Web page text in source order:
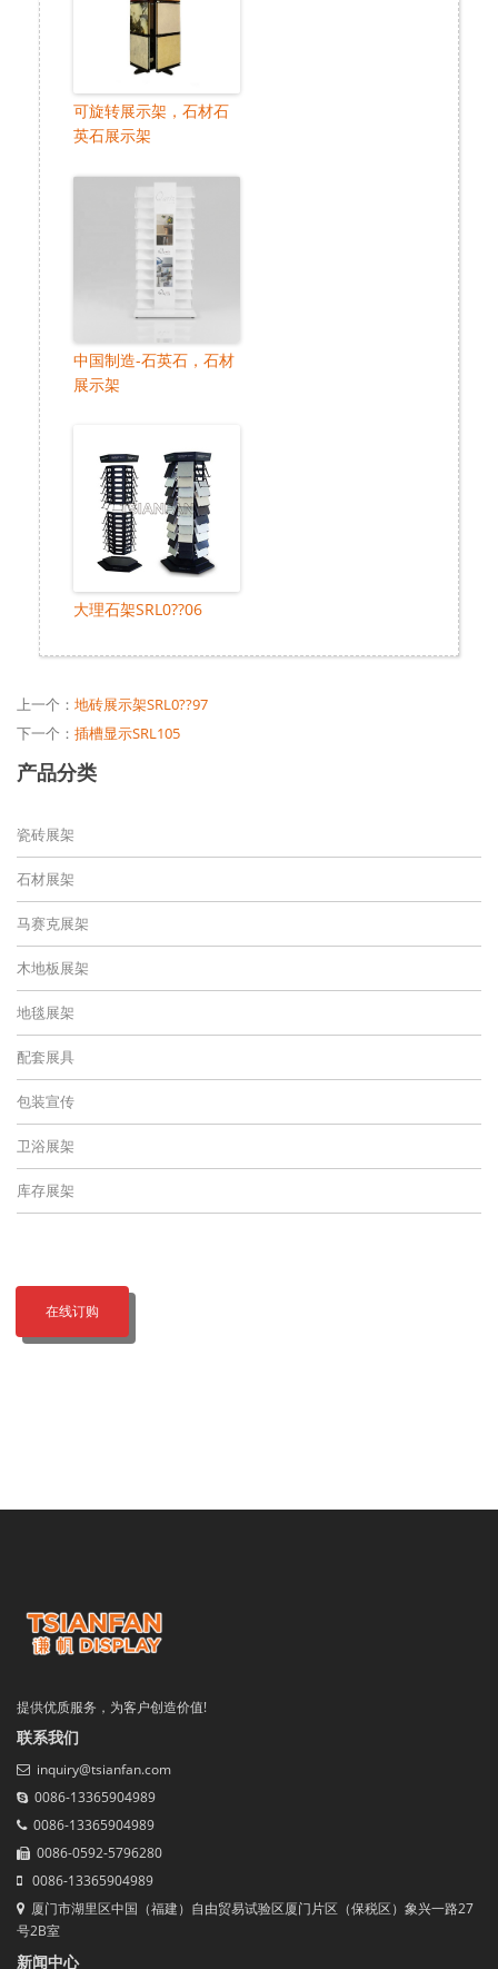
可旋转展示架，石材石
英石展示架
中国制造-石英石，石材
展示架
大理石架SRL0??06
上一个： 地砖展示架SRL0??97
下一个： 插槽显示SRL105
产品分类
瓷砖展架
石材展架
马赛克展架
木地板展架
地毯展架
配套展具
包装宣传
卫浴展架
库存展架
在线订购
提供优质服务，为客户创造价值!
联系我们
inquiry@tsianfan.com
0086-13365904989
0086-13365904989
0086-0592-5796280
0086-13365904989
厦门市湖里区中国（福建）自由贸易试验区厦门片区（保税区）象兴一路27
号2B室
新闻中心